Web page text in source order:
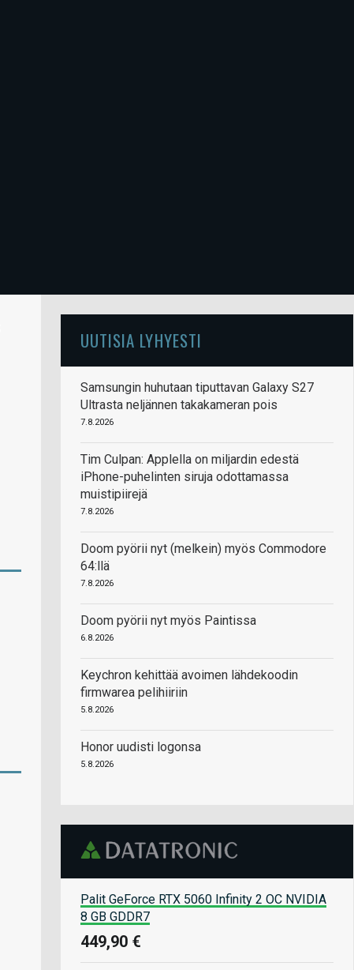
UUTISIA LYHYESTI
Samsungin huhutaan tiputtavan Galaxy S27
Ultrasta neljännen takakameran pois
7.8.2026
Tim Culpan: Applella on miljardin edestä
iPhone-puhelinten siruja odottamassa
muistipiirejä
7.8.2026
Doom pyörii nyt (melkein) myös Commodore
64:llä
7.8.2026
Doom pyörii nyt myös Paintissa
6.8.2026
Keychron kehittää avoimen lähdekoodin
firmwarea pelihiiriin
5.8.2026
Honor uudisti logonsa
5.8.2026
Palit GeForce RTX 5060 Infinity 2 OC NVIDIA
8 GB GDDR7
449,90 €